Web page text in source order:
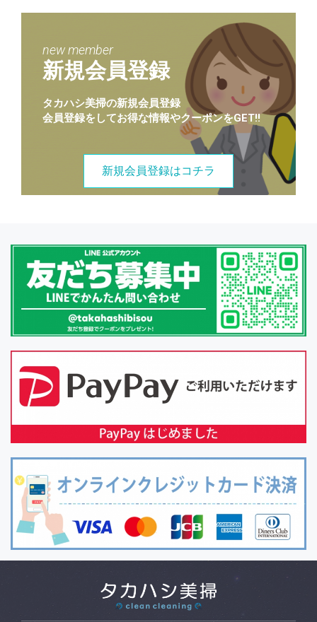
new member
新規会員登録
タカハシ美掃の新規会員登録
会員登録をしてお得な情報やクーポンをGET!!
新規会員登録はコチラ